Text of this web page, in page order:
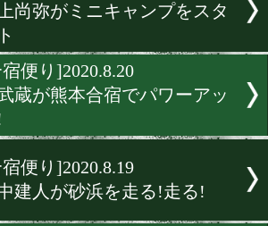
[公開スパーリング]2020.9.3
寺地拳四朗と勅使河原がス
で魅せた!
[合宿便り]2020.8.31
井上尚弥がミニキャンプを
ート